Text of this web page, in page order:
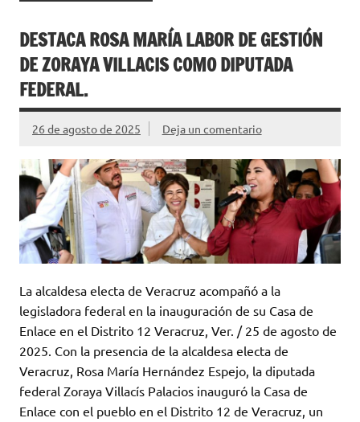
DESTACA ROSA MARÍA LABOR DE GESTIÓN
DE ZORAYA VILLACIS COMO DIPUTADA
FEDERAL.
26 de agosto de 2025 Deja un comentario
La alcaldesa electa de Veracruz acompañó a la
legisladora federal en la inauguración de su Casa de
Enlace en el Distrito 12 Veracruz, Ver. / 25 de agosto de
2025. Con la presencia de la alcaldesa electa de
Veracruz, Rosa María Hernández Espejo, la diputada
federal Zoraya Villacís Palacios inauguró la Casa de
Enlace con el pueblo en el Distrito 12 de Veracruz, un